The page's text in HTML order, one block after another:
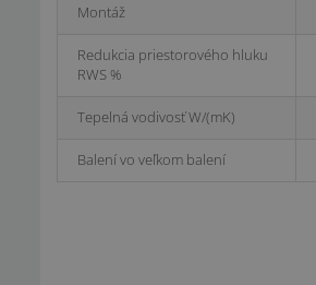
Montáž
Redukcia priestorového hluku
RWS %
Tepelná vodivosť W/(mK)
Balení vo veľkom balení